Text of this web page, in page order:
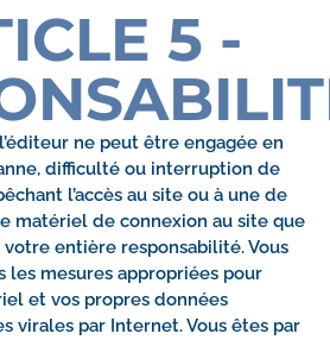
5 -
ne peut être engagée en
difficulté ou interruption de
l’accès au site ou à une de
matériel de connexion au site que
entière responsabilité. Vous
les mesures appropriées pour
et vos propres données
virales par Internet. Vous êtes par